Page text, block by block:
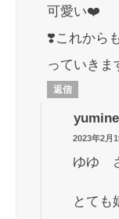
可愛い❤️
❣️これから
っていきま
返信
2023年2月
ゆゆ
とても